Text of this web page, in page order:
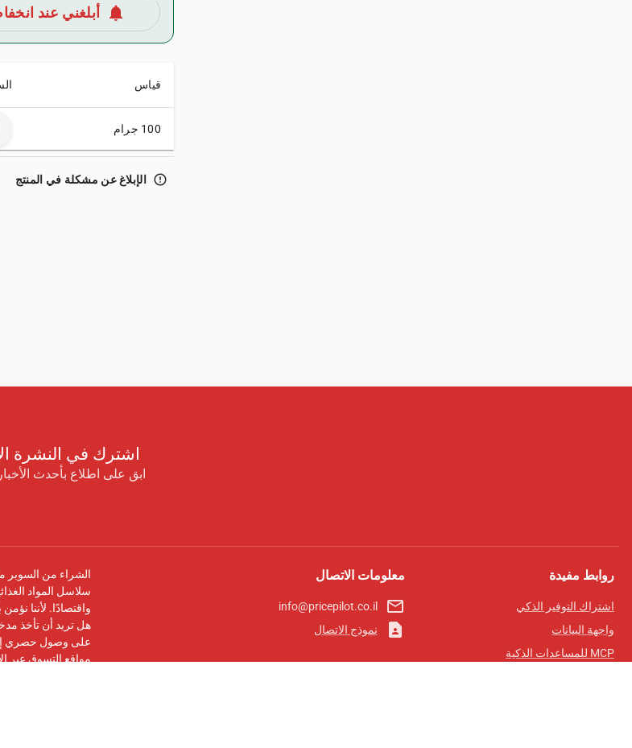
notifications أبلغني عند
قياس
100 جرام
error_outline الإبلاغ عن مشكلة في المنتج
اشترك في النشرة
ابق على اطلاع بأحدث
روابط مفيدة
اشتراك التوفير الذكي
واجهة البيانات
MCP للمساعدات الذكية
معلومات الاتصال
mail_outline
info@pricepilot.co.il
contact_page نموذج الاتصال
الشراء من السوبر
سلاسل المواد
واقتصادًا. لأننا
هل تريد أن تأخذ
على وصول حصري
مواقع التسوق عبر